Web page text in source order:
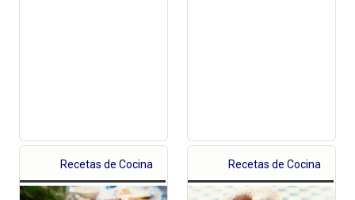
Recetas de Cocina Recetas de Cocina